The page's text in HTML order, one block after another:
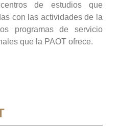
de estudios que
con las actividades de la
programas de servicio
que la PAOT ofrece.